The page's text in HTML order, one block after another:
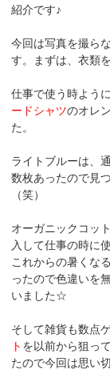
紹介です♪
今回は写真を撮ら
す。まずは、衣類
仕事で使う時よう
ードシャツのオレ
た。
ライトブルーは、
数枚あったので見
（笑）
オーガニックコッ
入して仕事の時に
これからの暑くな
ったので色違いを
いました☆
そして雑貨も数点
ト を以前から狙っ
たので今回は思い